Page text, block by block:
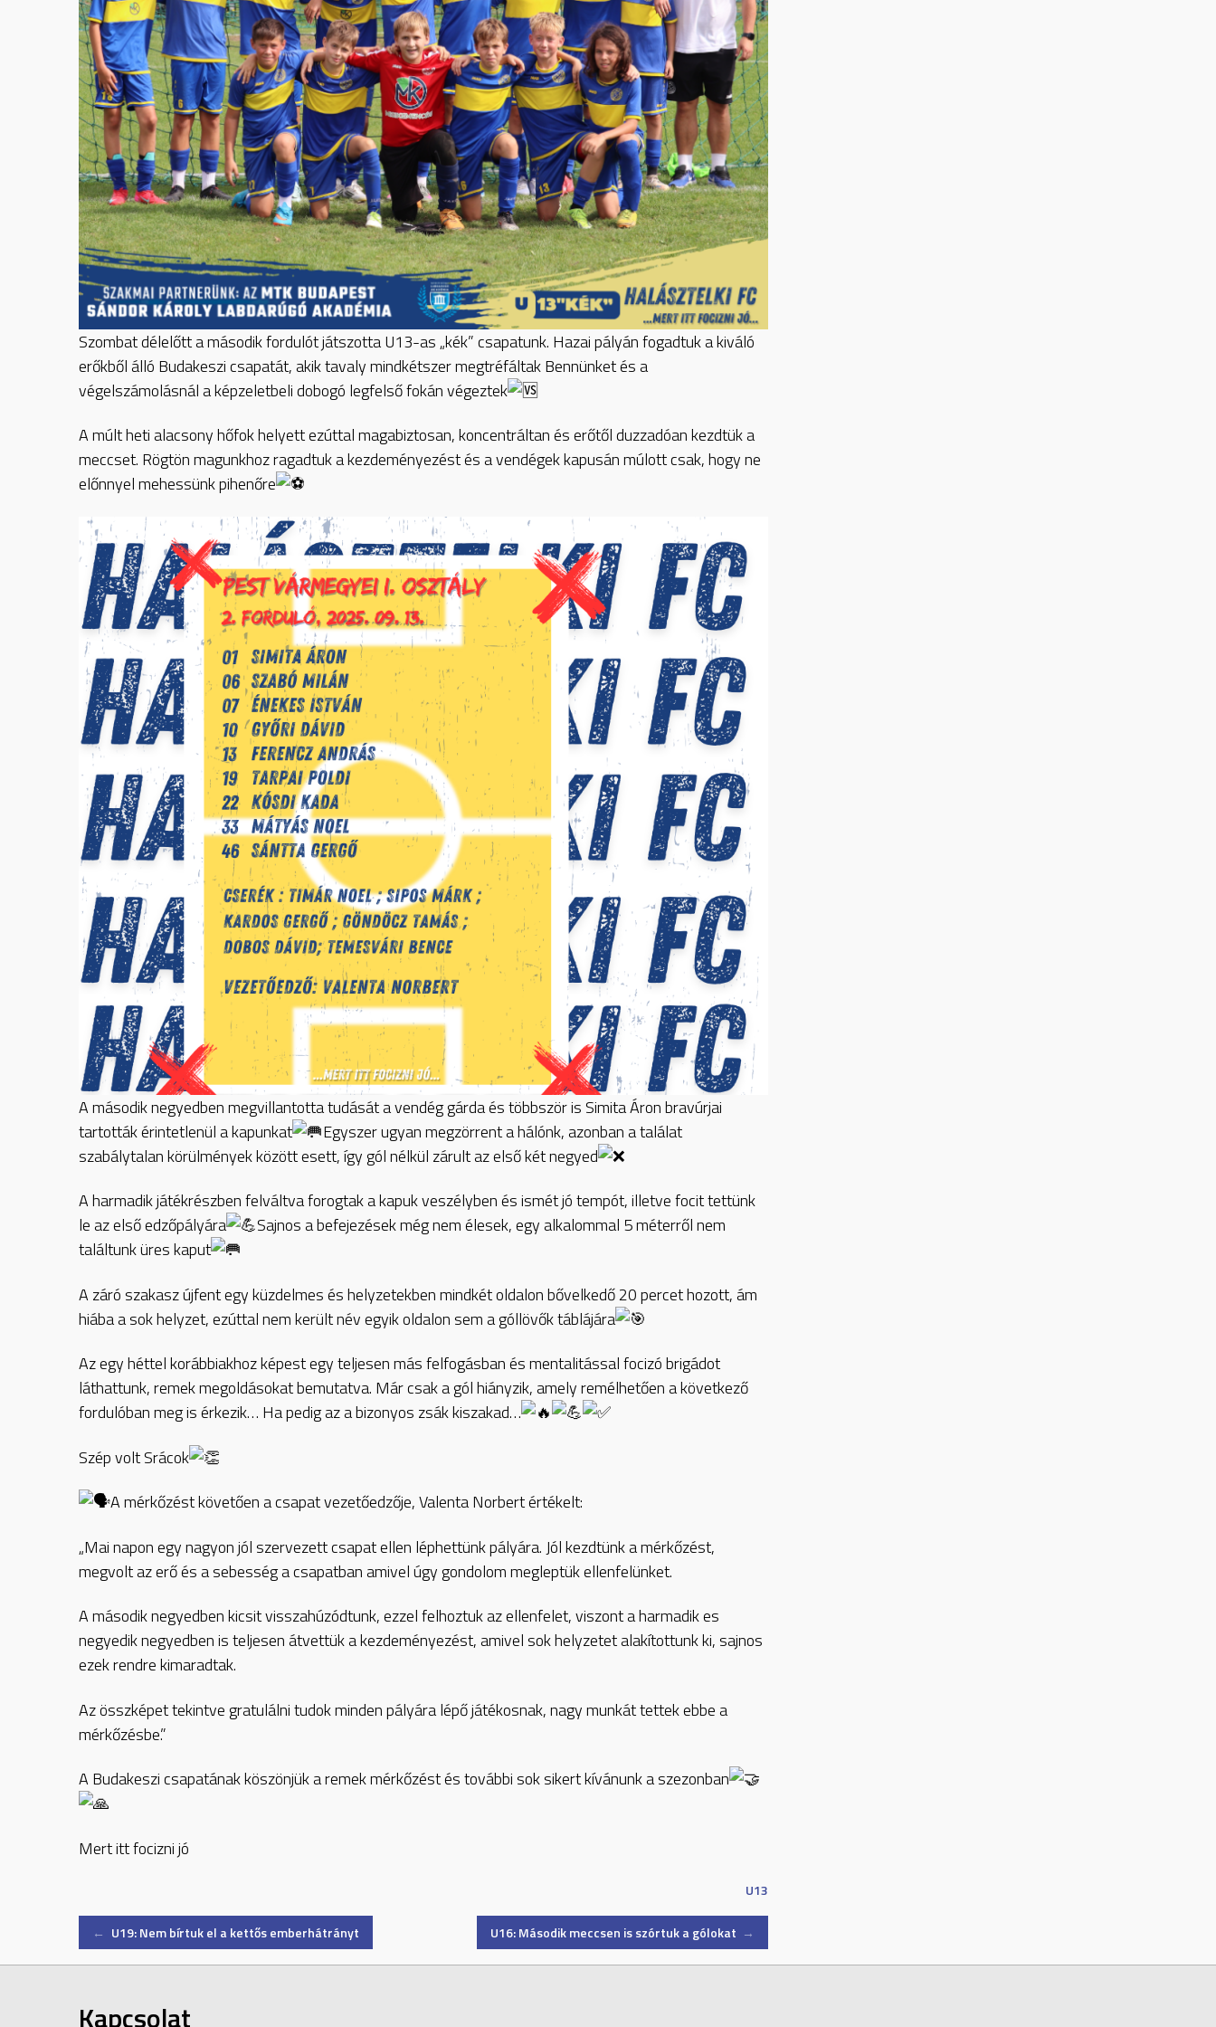
Szombat délelőtt a második fordulót játszotta U13-as „kék” csapatunk. Hazai pályán fogadtuk a kiváló
erőkből álló Budakeszi csapatát, akik tavaly mindkétszer megtréfáltak Bennünket és a
végelszámolásnál a képzeletbeli dobogó legfelső fokán végeztek
A múlt heti alacsony hőfok helyett ezúttal magabiztosan, koncentráltan és erőtől duzzadóan kezdtük a
meccset. Rögtön magunkhoz ragadtuk a kezdeményezést és a vendégek kapusán múlott csak, hogy ne
előnnyel mehessünk pihenőre
A második negyedben megvillantotta tudását a vendég gárda és többször is Simita Áron bravúrjai
tartották érintetlenül a kapunkat
Egyszer ugyan megzörrent a hálónk, azonban a találat
szabálytalan körülmények között esett, így gól nélkül zárult az első két negyed
A harmadik játékrészben felváltva forogtak a kapuk veszélyben és ismét jó tempót, illetve focit tettünk
le az első edzőpályára
Sajnos a befejezések még nem élesek, egy alkalommal 5 méterről nem
találtunk üres kaput
A záró szakasz újfent egy küzdelmes és helyzetekben mindkét oldalon bővelkedő 20 percet hozott, ám
hiába a sok helyzet, ezúttal nem került név egyik oldalon sem a góllövők táblájára
Az egy héttel korábbiakhoz képest egy teljesen más felfogásban és mentalitással focizó brigádot
láthattunk, remek megoldásokat bemutatva. Már csak a gól hiányzik, amely remélhetően a következő
fordulóban meg is érkezik… Ha pedig az a bizonyos zsák kiszakad…
Szép volt Srácok
A mérkőzést követően a csapat vezetőedzője, Valenta Norbert értékelt:
„Mai napon egy nagyon jól szervezett csapat ellen léphettünk pályára. Jól kezdtünk a mérkőzést,
megvolt az erő és a sebesség a csapatban amivel úgy gondolom megleptük ellenfelünket.
A második negyedben kicsit visszahúzódtunk, ezzel felhoztuk az ellenfelet, viszont a harmadik es
negyedik negyedben is teljesen átvettük a kezdeményezést, amivel sok helyzetet alakítottunk ki, sajnos
ezek rendre kimaradtak.
Az összképet tekintve gratulálni tudok minden pályára lépő játékosnak, nagy munkát tettek ebbe a
mérkőzésbe.”
A Budakeszi csapatának köszönjük a remek mérkőzést és további sok sikert kívánunk a szezonban
Mert itt focizni jó
U13
Post
← U19: Nem bírtuk el a kettős emberhátrányt U16: Második meccsen is szórtuk a gólokat →
Kapcsolat